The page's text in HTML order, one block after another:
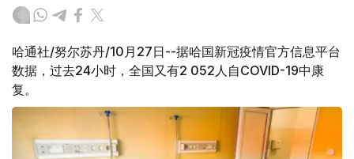
哈通社/努尔苏丹/10月27日--据哈国新冠疫情官方信息平台
数据，过去24小时，全国又有2 052人自COVID-19中康
复。